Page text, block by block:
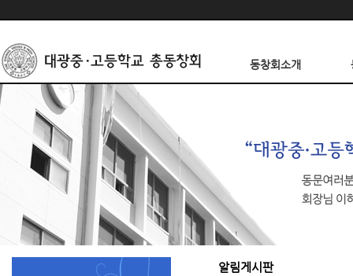
동창회소개
알림게시판